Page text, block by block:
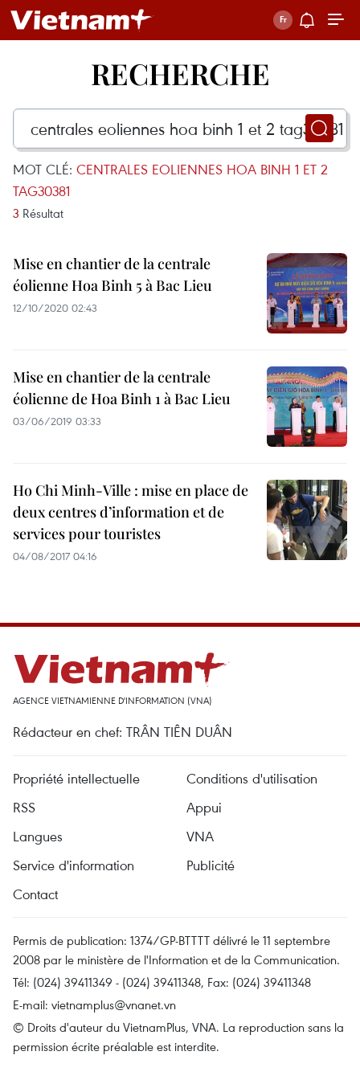
RECHERCHE
MOT CLÉ: CENTRALES EOLIENNES HOA BINH 1 ET 2
TAG30381
3 Résultat
Mise en chantier de la centrale
éolienne Hoa Binh 5 à Bac Lieu
12/10/2020 02:43
Mise en chantier de la centrale
éolienne de Hoa Binh 1 à Bac Lieu
03/06/2019 03:33
Ho Chi Minh-Ville : mise en place de
deux centres d’information et de
services pour touristes
04/08/2017 04:16
AGENCE VIETNAMIENNE D'INFORMATION (VNA)
Rédacteur en chef: TRÂN TIÊN DUÂN
Propriété intellectuelle
Conditions d'utilisation
RSS
Appui
Langues
VNA
Service d'information
Publicité
Contact
Permis de publication: 1374/GP-BTTTT délivré le 11 septembre
2008 par le ministère de l'Information et de la Communication.
Tél: (024) 39411349 - (024) 39411348, Fax: (024) 39411348
E-mail: vietnamplus@vnanet.vn
© Droits d'auteur du VietnamPlus, VNA. La reproduction sans la
permission écrite préalable est interdite.